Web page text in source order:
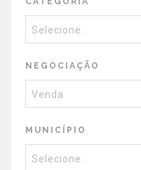
Selecione:
NEGOCIAÇÃO
Venda
MUNICÍPIO
Selecione: